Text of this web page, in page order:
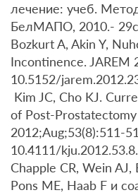
лечение: учеб.
БелМАПО, 2010.-
Bozkurt A, Akin Y,
Incontinence. JAREM
10.5152/
Kim JC, Cho KJ.
of Post-
2012;Aug;53(8):511-
10.4111/
Chapple СR, Wein AJ,
Pons ME, Haab F и